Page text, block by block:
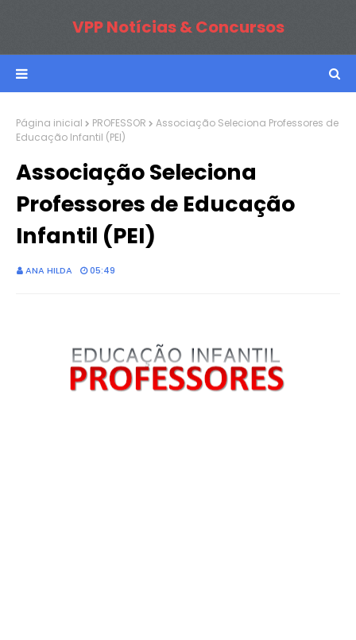
VPP Notícias & Concursos
Página inicial PROFESSOR
Associação Seleciona Professores de
Educação Infantil (PEI)
Associação Seleciona
Professores de Educação
Infantil (PEI)
ANA HILDA 05:49